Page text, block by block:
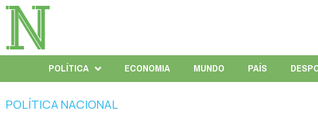
POLÍTICA ECONOMIA MUNDO PAÍS
POLÍTICA NACIONAL